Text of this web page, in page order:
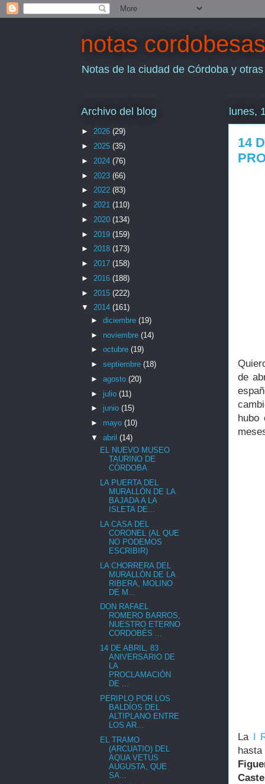
notas cordobesas
Notas de la ciudad de Córdoba y
lunes,
14
de
hubo
La I
Archivo del blog
► 2026 (29)
► 2025 (35)
► 2024 (76)
► 2023 (66)
► 2022 (83)
► 2021 (110)
► 2020 (134)
► 2019 (159)
► 2018 (173)
► 2017 (158)
► 2016 (188)
► 2015 (222)
▼ 2014 (161)
► diciembre (19)
► noviembre (14)
► octubre (19)
► septiembre (18)
► agosto (20)
► julio (11)
► junio (15)
► mayo (10)
▼ abril (14)
EL NUEVO MUSEO
TAURINO DE
CÓRDOBA
LA PUERTA DEL
MURALLÓN DE LA
BAJADA A LA
ISLETA DE...
LA CASA DEL
CORONEL (AL QUE
NO PODEMOS
ESCRIBIR)
LA CHORRERA DEL
MURALLÓN DE LA
RIBERA, MOLINO
DE M...
DON RAFAEL
ROMERO BARROS,
NUESTRO ETERNO
CORDOBÉS ...
14 DE ABRIL, 83
ANIVERSARIO DE
LA
PROCLAMACIÓN
DE ...
PERIPLO POR LOS
BALDÍOS DEL
ALTIPLANO ENTRE
LOS AR...
EL TRAMO
(ARCUATIO) DEL
AQUA VETUS
AUGUSTA, QUE
SA...